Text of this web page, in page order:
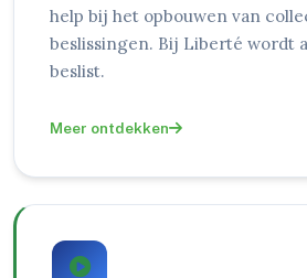
help bij het opbouwen van
beslissingen. Bij Liberté wordt
beslist.
Meer ontdekken